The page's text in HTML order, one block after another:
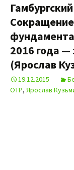
2016 года
(Ярослав
19.12.2015
ОТР, Ярослав